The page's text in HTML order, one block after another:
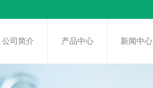
公司简介 产品中心 新闻中心